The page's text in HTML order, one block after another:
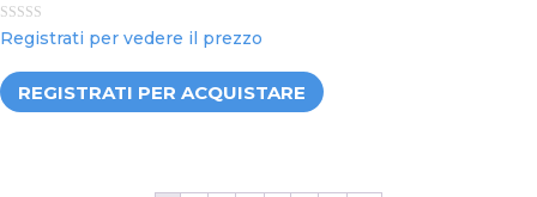
0
o
o
f
Registrati per vedere il prezzo
REGISTRATI PER ACQUISTARE